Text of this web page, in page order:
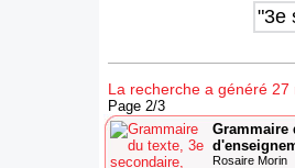
La recherche a généré
Page 2/3
Grammaire
Rosaire Morin